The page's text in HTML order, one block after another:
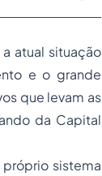
atual situação
e o grande
que levam as
da Capital
sistema